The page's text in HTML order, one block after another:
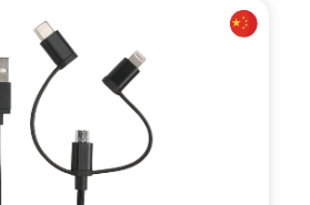
communauté.